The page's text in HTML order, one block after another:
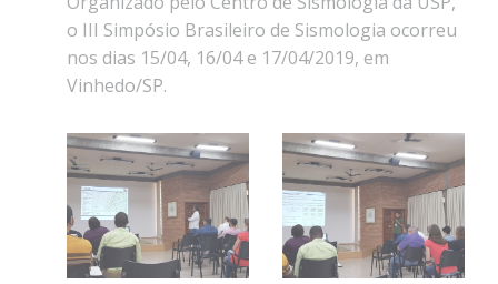
o III Simpósio Brasileiro de Sismologia ocorreu
nos dias 15/04, 16/04 e 17/04/2019, em
Vinhedo/SP.